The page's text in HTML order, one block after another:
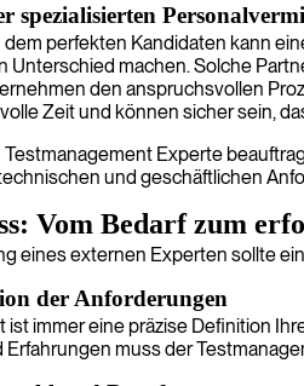
spezialisierten
dem perfekten Kandidaten kann
Unterschied machen. Solche
den anspruchsvollen
Zeit und können sicher sein,
Testmanagement Experte
und geschäftlichen
Vom Bedarf zum
eines externen Experten sollte
der Anforderungen
ist immer eine präzise Definition
Erfahrungen muss der